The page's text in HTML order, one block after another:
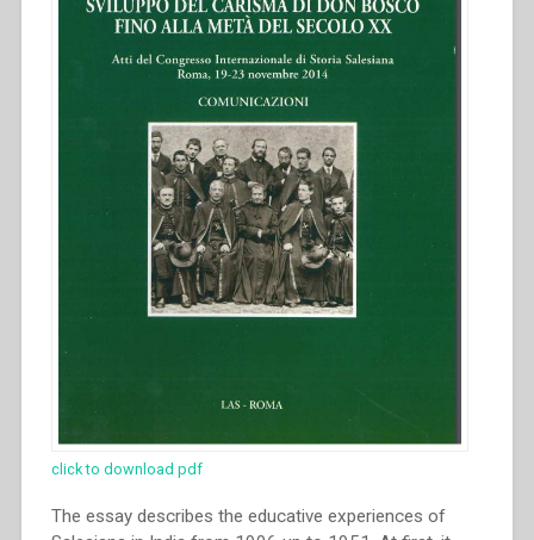
del
Congresso
internazionale
di
Storia
Salesiana
Roma,
19-
23
novembre
2014””
click to download pdf
The essay describes the educative experiences of